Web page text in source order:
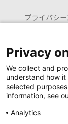
プライバシ
お問い合わせ
Launguage
日本語
Privacy
We collect and
understand how
selected
information, see
Analytics